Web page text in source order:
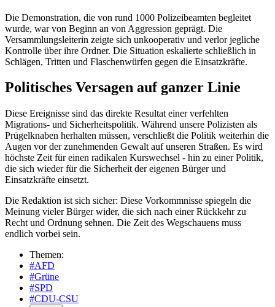
Die Demonstration, die von rund 1000 Polizeibeamten begleitet
wurde, war von Beginn an von Aggression geprägt. Die
Versammlungsleiterin zeigte sich unkooperativ und verlor jegliche
Kontrolle über ihre Ordner. Die Situation eskalierte schließlich in
Schlägen, Tritten und Flaschenwürfen gegen die Einsatzkräfte.
Politisches Versagen auf ganzer Linie
Diese Ereignisse sind das direkte Resultat einer verfehlten
Migrations- und Sicherheitspolitik. Während unsere Polizisten als
Prügelknaben herhalten müssen, verschließt die Politik weiterhin die
Augen vor der zunehmenden Gewalt auf unseren Straßen. Es wird
höchste Zeit für einen radikalen Kurswechsel - hin zu einer Politik,
die sich wieder für die Sicherheit der eigenen Bürger und
Einsatzkräfte einsetzt.
Die Redaktion ist sich sicher: Diese Vorkommnisse spiegeln die
Meinung vieler Bürger wider, die sich nach einer Rückkehr zu
Recht und Ordnung sehnen. Die Zeit des Wegschauens muss
endlich vorbei sein.
Themen:
#AFD
#Grüne
#SPD
#CDU-CSU